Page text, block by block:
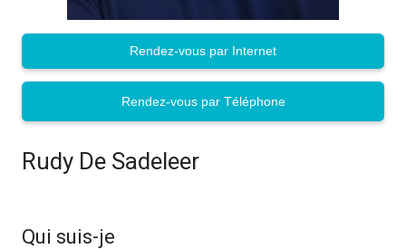
Rudy De Sadeleer
Qui suis-je
Rendez-vous par Internet
Rendez-vous par Téléphone